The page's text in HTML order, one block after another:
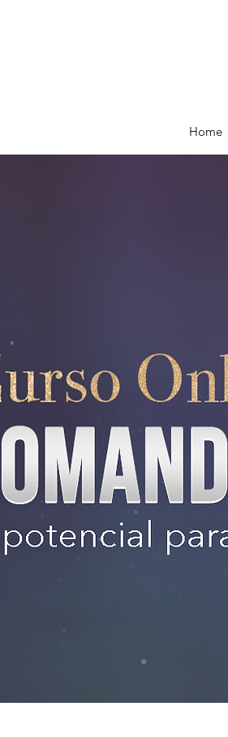
Home